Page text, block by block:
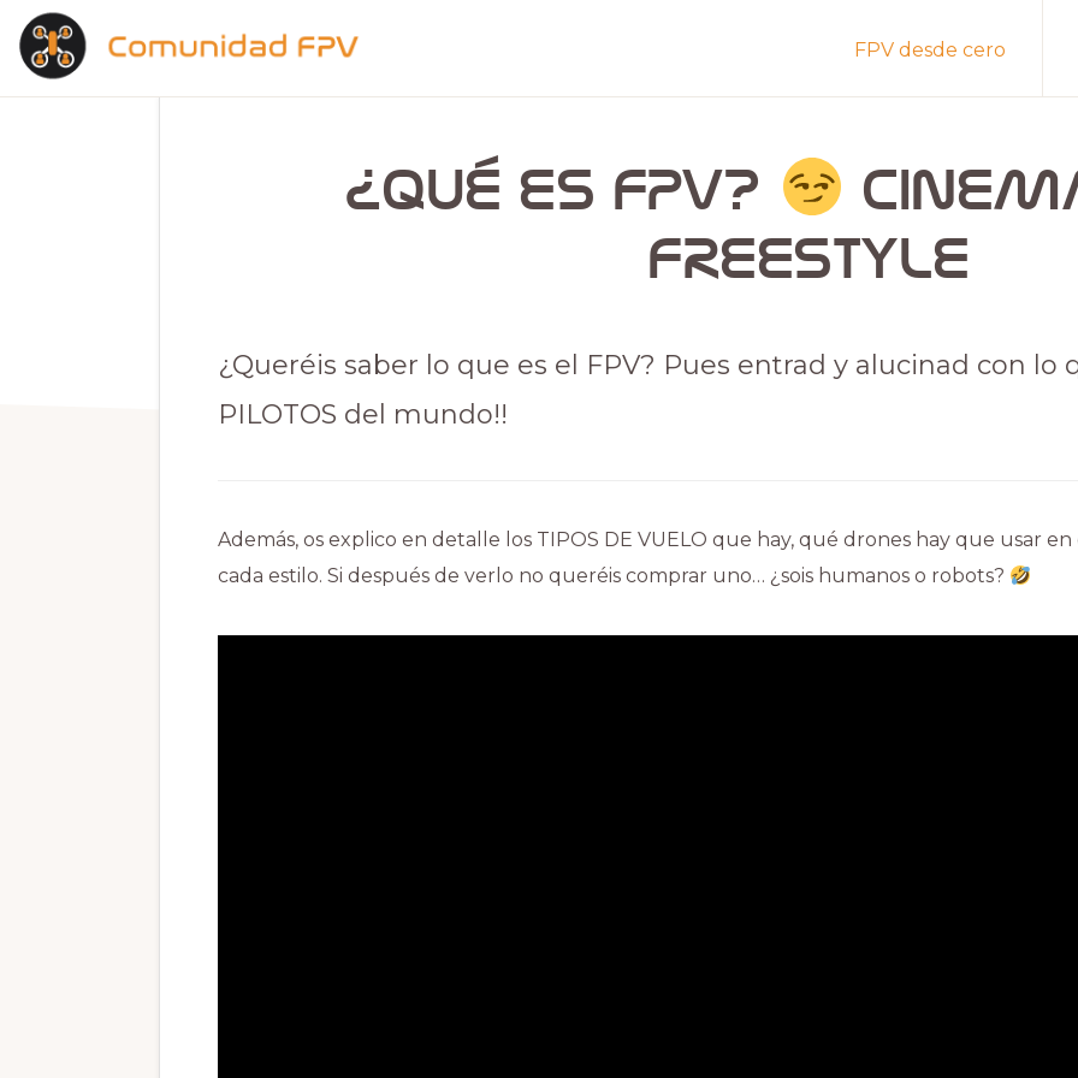
Saltar
Saltar
COMUNIDAD
FPV desde cero
¿Qué es FPV?
FREESTYLE
¿Queréis saber lo que es el FPV? Pues entrad y alucinad con lo
PILOTOS del mundo!!
Además, os explico en detalle los TIPOS DE VUELO que hay, qué drones hay que usar
cada estilo. Si después de verlo no queréis comprar uno… ¿sois humanos o robots?